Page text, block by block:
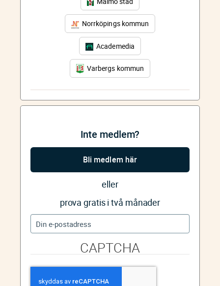
Norrköpings kommun
Academedia
Varbergs kommun
Inte medlem?
Bli medlem här
eller
prova gratis i två månader
CAPTCHA